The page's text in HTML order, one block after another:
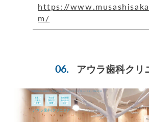
https://
m/
アウラ歯科クリ